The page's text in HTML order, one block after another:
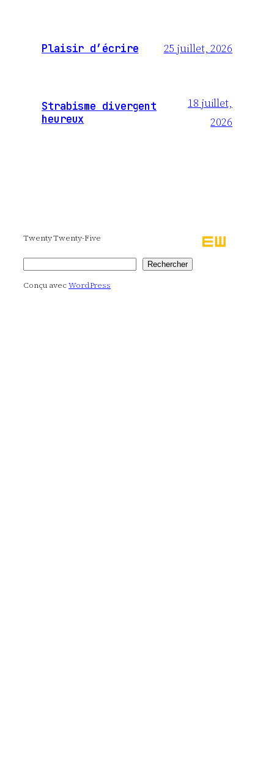
Plaisir d’écrire 25 juillet, 2026
Strabisme divergent
heureux
18 juillet,
2026
Twenty Twenty-Five
Rechercher Rechercher
Conçu avecWordPress